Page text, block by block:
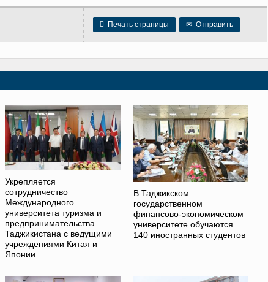
 Печать страницы ✉ Отправить
Укрепляется
сотрудничество
Международного
университета туризма и
предпринимательства
Таджикистана с ведущими
учреждениями Китая и
Японии
В Таджикском
государственном
финансово-экономическом
университете обучаются
140 иностранных студентов